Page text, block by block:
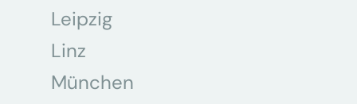
Leipzig
Linz
München